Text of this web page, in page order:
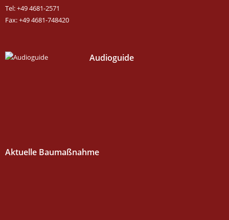
Tel: +49 4681-2571
Fax: +49 4681-748420
Audioguide
Aktuelle Baumaßnahme